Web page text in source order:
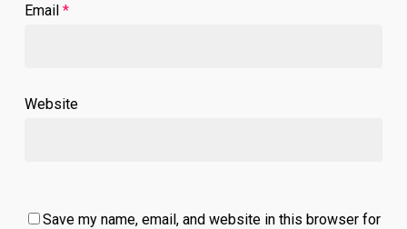
Email *
Website
Save my name, email, and website in this browser for